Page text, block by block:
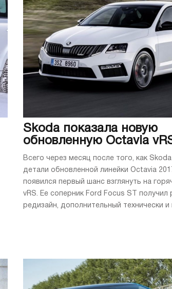
Skoda показала новую
обновленную Octavia
Всего через месяц после того, как
детали обновленной линейки Octavia
появился первый шанс взглянуть на
vRS. Ее соперник Ford Focus ST получил
редизайн, дополнительный технически и